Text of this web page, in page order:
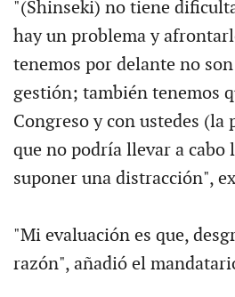
"(Shinseki) no tiene
hay un problema y
tenemos por delante no
gestión; también tenemos
Congreso y con ustedes (la
que no podría llevar a cabo
suponer una distracción",
"Mi evaluación es que,
razón", añadió el